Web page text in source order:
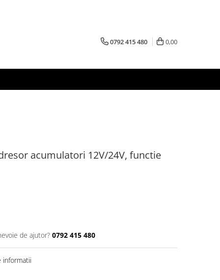
0792 415 480 0,00
acumulatori 12V/24V, functie
de ajutor? 0792 415 480
informatii